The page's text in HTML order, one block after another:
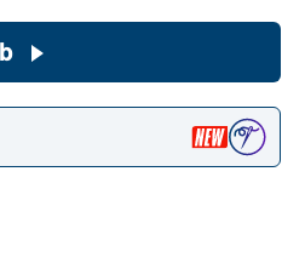
gerne für Ihren
zu unserem